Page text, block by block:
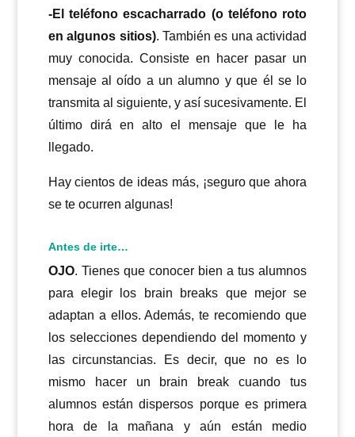
-El teléfono escacharrado (o teléfono roto
en algunos sitios). También es una actividad
muy conocida. Consiste en hacer pasar un
mensaje al oído a un alumno y que él se lo
transmita al siguiente, y así sucesivamente. El
último dirá en alto el mensaje que le ha
llegado.
Hay cientos de ideas más, ¡seguro que ahora
se te ocurren algunas!
Antes de irte…
OJO. Tienes que conocer bien a tus alumnos
para elegir los brain breaks que mejor se
adaptan a ellos. Además, te recomiendo que
los selecciones dependiendo del momento y
las circunstancias. Es decir, que no es lo
mismo hacer un brain break cuando tus
alumnos están dispersos porque es primera
hora de la mañana y aún están medio